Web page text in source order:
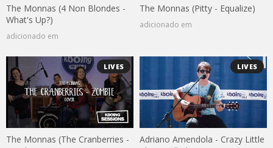
The Monnas (4 Non Blondes -
What's Up?)
adicionado em
The Monnas (Pitty - Equalize)
adicionado em
LIVES
The Monnas (The Cranberries -
LIVES
Adriano Amendola - Crazy Little